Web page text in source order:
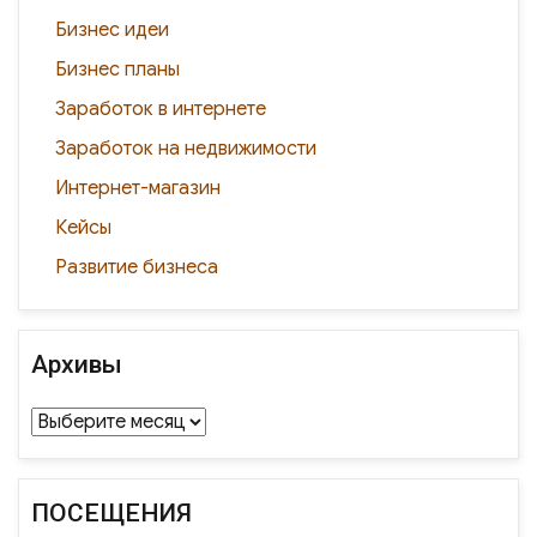
Бизнес идеи
Бизнес планы
Заработок в интернете
Заработок на недвижимости
Интернет-магазин
Кейсы
Развитие бизнеса
Архивы
Архивы
ПОСЕЩЕНИЯ